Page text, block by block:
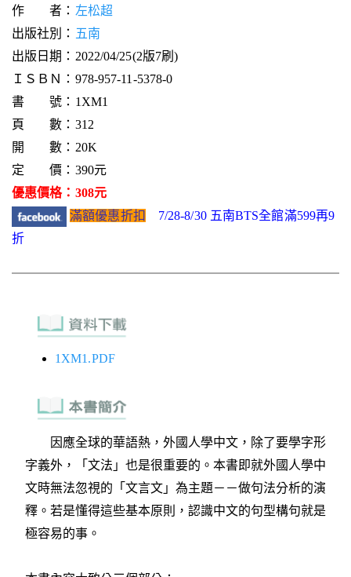
作 者： 左松超
出版社別： 五南
出版日期：2022/04/25(2版7刷)
ＩＳＢＮ：978-957-11-5378-0
書 號：1XM1
頁 數：312
開 數：20K
定 價：390元
優惠價格：308元
滿額優惠折扣
7/28-8/30 五南BTS全館滿599再9
折
1XM1.PDF